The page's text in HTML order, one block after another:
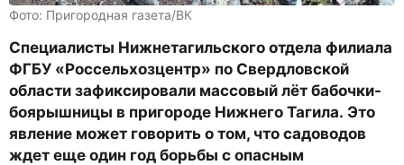
Фото: Пригородная газета/ВК
Специалисты Нижнетагильского отдела филиала
ФГБУ «Россельхозцентр» по Свердловской
области зафиксировали массовый лёт бабочки-
боярышницы в пригороде Нижнего Тагила. Это
явление может говорить о том, что садоводов
ждет еще один год борьбы с опасным